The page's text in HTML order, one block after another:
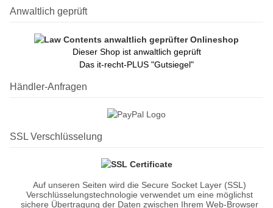
Anwaltlich geprüft
Dieser Shop ist anwaltlich geprüft
Das it-recht-PLUS "Gutsiegel"
Händler-Anfragen
SSL Verschlüsselung
Auf unseren Seiten wird die Secure Socket Layer (SSL)
Verschlüsselungstechnologie verwendet um eine möglichst
sichere Übertragung der Daten zwischen Ihrem Web-Browser